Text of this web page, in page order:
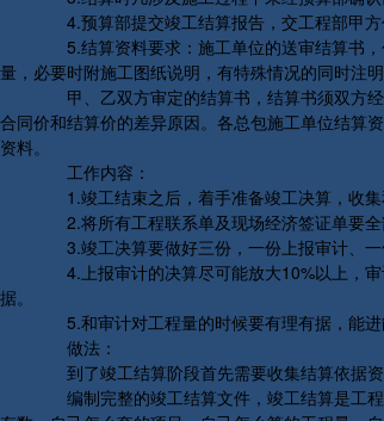
4.预算部提交竣工结算报告，交工程部甲方
5.结算资料要求：施工单位的送审结算书，
量，必要时附施工图纸说明，有特殊情况的同时注明
甲、乙双方审定的结算书，结算书须双方经
合同价和结算价的差异原因。各总包施工单位结算
资料。
工作内容：
1.竣工结束之后，着手准备竣工决算，收集
2.将所有工程联系单及现场经济签证单要全
3.竣工决算要做好三份，一份上报审计、一
4.上报审计的决算尽可能放大10%以上，审
据。
5.和审计对工程量的时候要有理有据，能进
做法：
到了竣工结算阶段首先需要收集结算依据资
编制完整的竣工结算文件，竣工结算是工程